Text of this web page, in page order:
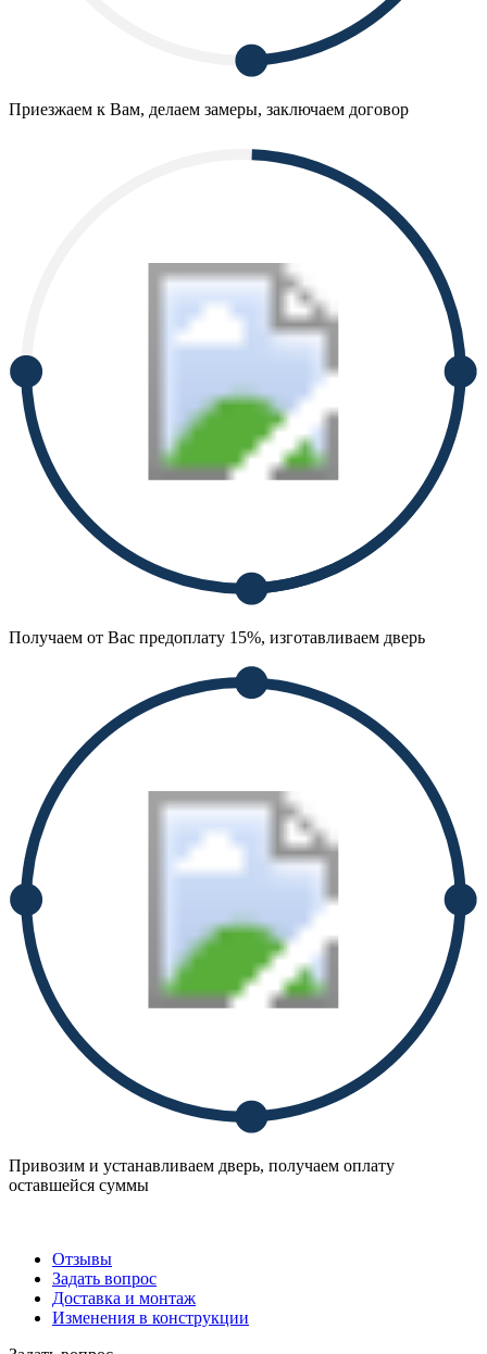
Приезжаем к Вам, делаем замеры, заключаем договор
Получаем от Вас предоплату 15%, изготавливаем дверь
Привозим и устанавливаем дверь, получаем оплату
оставшейся суммы
Отзывы
Задать вопрос
Доставка и монтаж
Изменения в конструкции